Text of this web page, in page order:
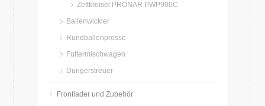
Zettkreisel PRONAR PWP900C
Ballenwickler
Rundballenpresse
Futtermischwagen
Düngerstreuer
Frontlader und Zubehör